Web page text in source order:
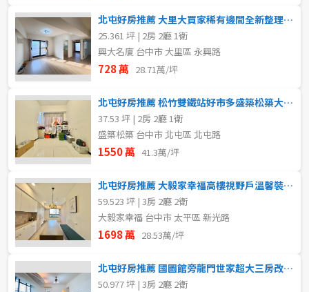
北屯好房推薦 大里大買家稀有邊間全新整理雙陽台精美兩房
25.361 坪 | 2房 2廳 1衛
興大名廈 台中市 大里區 永興路
728 萬 28.71萬/坪
北屯好房推薦 松竹雙鐵站好市多盛築松築大兩房平車
37.53 坪 | 2房 2廳 1衛
盛築松築 台中市 北屯區 北屯路
1550 萬 41.3萬/坪
北屯好房推薦 大毅家幸福高樓視野戶溫馨裝潢美三房雙平車
59.523 坪 | 3房 2廳 2衛
大毅家幸福 台中市 太平區 新光路
1698 萬 28.53萬/坪
北屯好房推薦 國圖館旁龍門世家超大三房改套聖品
50.977 坪 | 3房 2廳 2衛